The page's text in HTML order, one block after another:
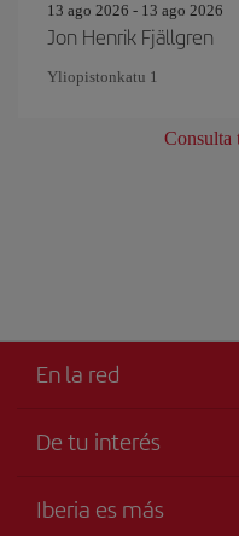
13 ago 2026 - 13 ago 2026
Jon Henrik Fjällgren
Yliopistonkatu 1
Consulta
En la red
De tu interés
Accesibilidad
Iberia es más